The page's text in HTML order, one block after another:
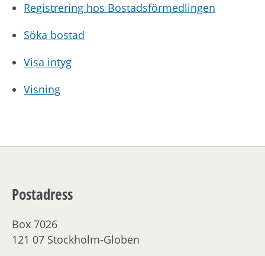
Registrering hos Bostadsförmedlingen
Söka bostad
Visa intyg
Visning
Postadress
Box 7026
121 07 Stockholm-Globen